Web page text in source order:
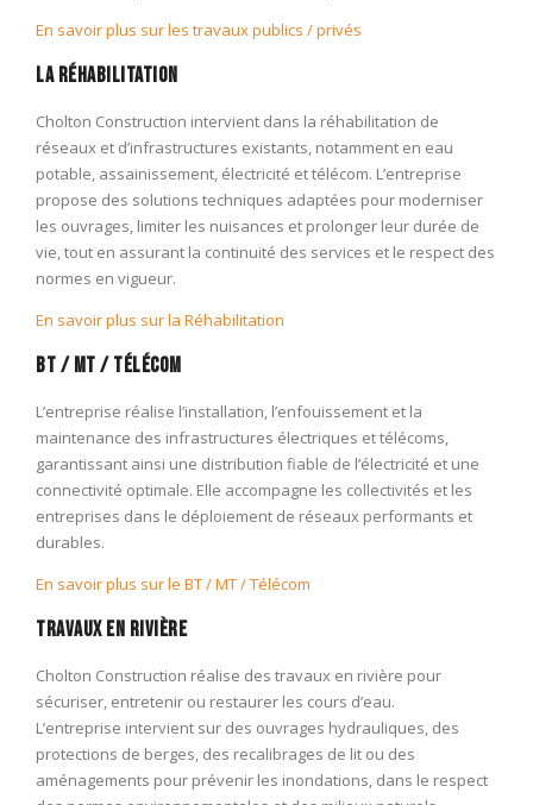
En savoir plus sur les travaux publics / privés
La Réhabilitation
Cholton Construction intervient dans la réhabilitation de
réseaux et d’infrastructures existants, notamment en eau
potable, assainissement, électricité et télécom. L’entreprise
propose des solutions techniques adaptées pour moderniser
les ouvrages, limiter les nuisances et prolonger leur durée de
vie, tout en assurant la continuité des services et le respect des
normes en vigueur.
En savoir plus sur la Réhabilitation
BT / MT / Télécom
L’entreprise réalise l’installation, l’enfouissement et la
maintenance des infrastructures électriques et télécoms,
garantissant ainsi une distribution fiable de l’électricité et une
connectivité optimale. Elle accompagne les collectivités et les
entreprises dans le déploiement de réseaux performants et
durables.
En savoir plus sur le BT / MT / Télécom
Travaux en rivière
Cholton Construction réalise des travaux en rivière pour
sécuriser, entretenir ou restaurer les cours d’eau.
L’entreprise intervient sur des ouvrages hydrauliques, des
protections de berges, des recalibrages de lit ou des
aménagements pour prévenir les inondations, dans le respect